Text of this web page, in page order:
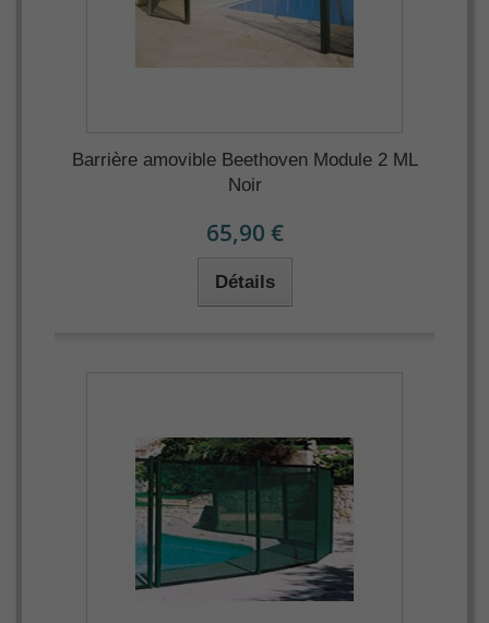
Barrière amovible Beethoven Module 2 ML
Noir
65,90 €
Détails